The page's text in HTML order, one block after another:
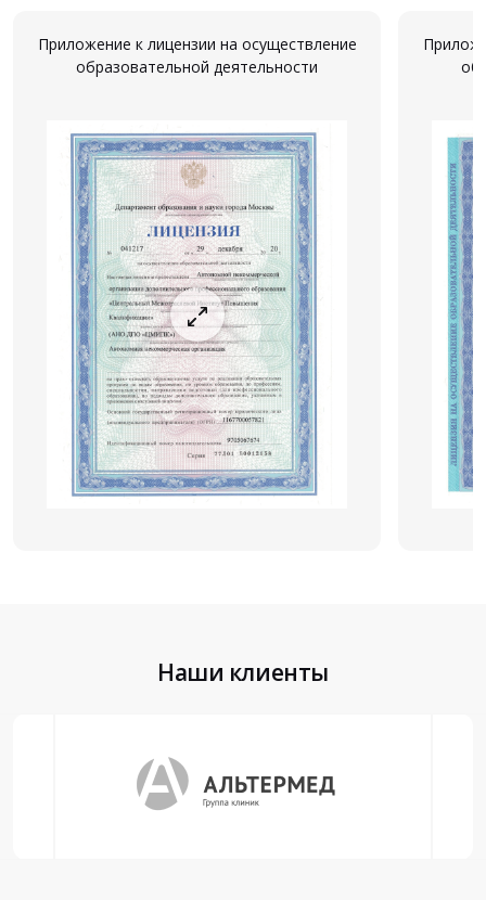
Приложение к лицензии на осуществление
образовательной деятельности
Наши клиенты